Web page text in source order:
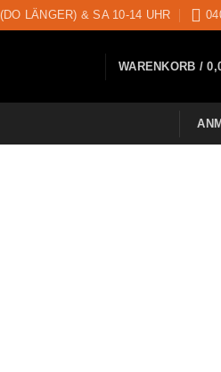
LÄNGER) & SA 10-14 UHR
WARENKORB /